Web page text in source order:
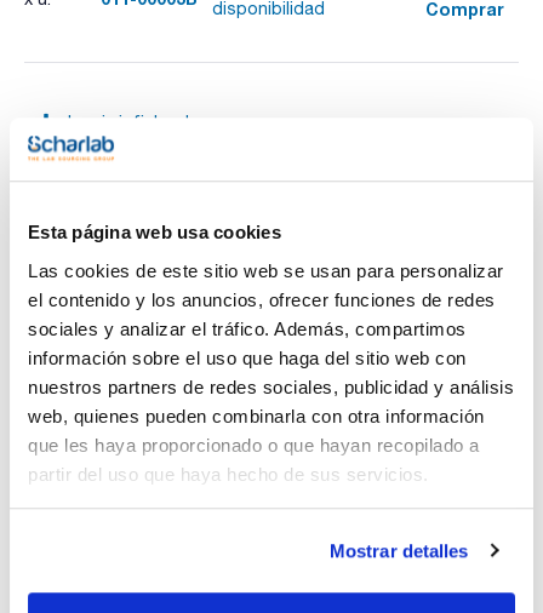
Esta página web usa cookies
Las cookies de este sitio web se usan para personalizar
el contenido y los anuncios, ofrecer funciones de redes
sociales y analizar el tráfico. Además, compartimos
información sobre el uso que haga del sitio web con
nuestros partners de redes sociales, publicidad y análisis
web, quienes pueden combinarla con otra información
que les haya proporcionado o que hayan recopilado a
partir del uso que haya hecho de sus servicios.
Mostrar detalles
disponibilidad
Comprar
Imprimir ficha de
producto
Características
Capacidad (ml) : 80
Pack (u.) : 1
Resisten temperaturas hasta 1.700ºC.
Documentación técnica
TDS / Ficha técnica
Regístrate para
descargas
COA
Regístrate para
descargas